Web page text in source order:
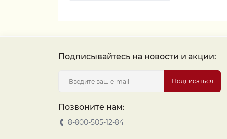
Подписывайтесь на новости и акции:
Подписаться
Позвоните нам:
8-800-505-12-84